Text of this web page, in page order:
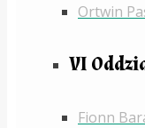
Ortwin
VI
Fionn